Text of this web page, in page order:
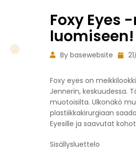
Foxy Eyes
luomiseen!
By basewebsite
Foxy eyes on
Jennerin, keskuudessa.
muotoisilta. Ulkonäkö
plastiikkakirurgiaan
Eyesille ja saavutat
Sisällysluettelo